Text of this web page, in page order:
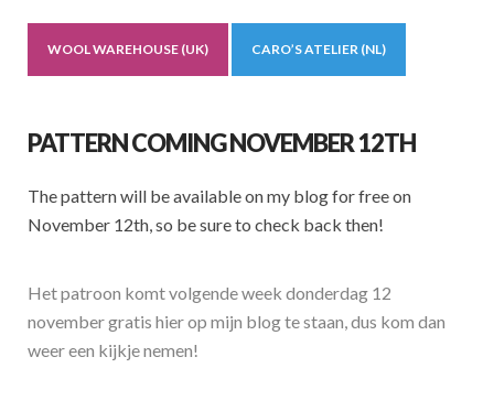
WOOL WAREHOUSE (UK) CARO’S ATELIER (NL)
PATTERN COMING NOVEMBER 12TH
The pattern will be available on my blog for free on
November 12th, so be sure to check back then!
Het patroon komt volgende week donderdag 12
november gratis hier op mijn blog te staan, dus kom dan
weer een kijkje nemen!